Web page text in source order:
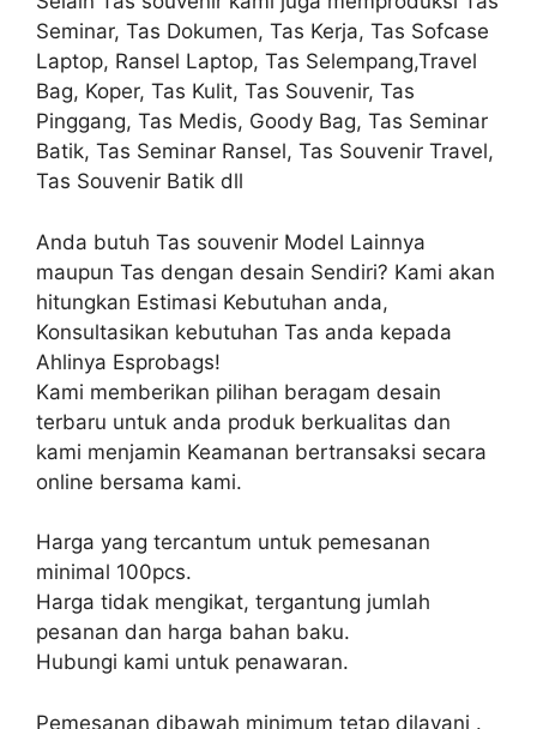
Seminar, Tas Dokumen, Tas Kerja, Tas Sofcase
Laptop, Ransel Laptop, Tas Selempang,Travel
Bag, Koper, Tas Kulit, Tas Souvenir, Tas
Pinggang, Tas Medis, Goody Bag, Tas Seminar
Batik, Tas Seminar Ransel, Tas Souvenir Travel,
Tas Souvenir Batik dll
Anda butuh Tas souvenir Model Lainnya
maupun Tas dengan desain Sendiri? Kami akan
hitungkan Estimasi Kebutuhan anda,
Konsultasikan kebutuhan Tas anda kepada
Ahlinya Esprobags!
Kami memberikan pilihan beragam desain
terbaru untuk anda produk berkualitas dan
kami menjamin Keamanan bertransaksi secara
online bersama kami.
Harga yang tercantum untuk pemesanan
minimal 100pcs.
Harga tidak mengikat, tergantung jumlah
pesanan dan harga bahan baku.
Hubungi kami untuk penawaran.
Pemesanan dibawah minimum tetap dilayani .